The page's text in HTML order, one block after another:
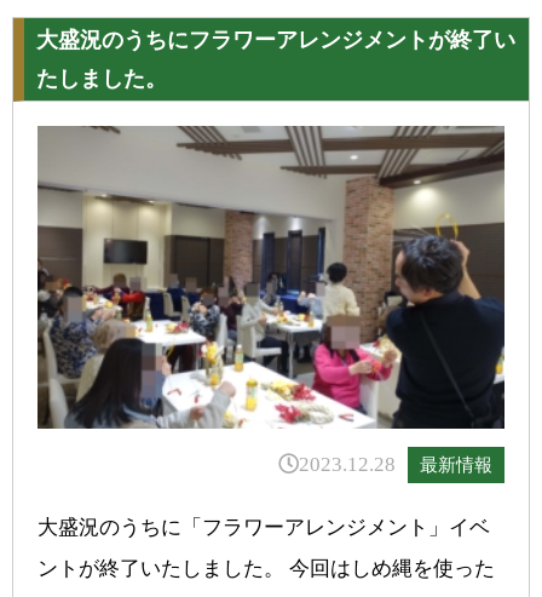
大盛況のうちにフラワーアレンジメントが終了い
たしました。
2023.12.28 最新情報
大盛況のうちに「フラワーアレンジメント」イベ
ントが終了いたしました。 今回はしめ縄を使った